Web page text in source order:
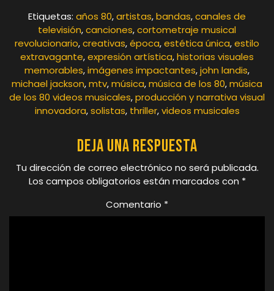
Etiquetas: años 80,artistas,bandas,canales de
televisión,canciones,cortometraje musical
revolucionario,creativas,época,estética única,estilo
extravagante,expresión artística,historias visuales
memorables,imágenes impactantes,john landis,
michael jackson,mtv,música,música de los 80,música
de los 80 videos musicales,producción y narrativa visual
innovadora,solistas, thriller,videos musicales
Deja una respuesta
Tu dirección de correo electrónico no será publicada.
Los campos obligatorios están marcados con *
Comentario *